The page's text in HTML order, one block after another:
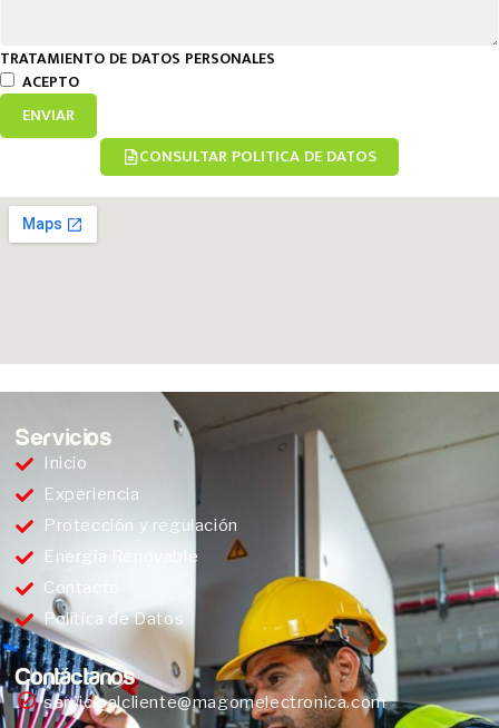
TRATAMIENTO DE DATOS PERSONALES
ACEPTO
ENVIAR
CONSULTAR POLITICA DE DATOS
Servicios
Inicio
Experiencia
Protección y regulación
Energía Renovable
Contacto
Política de Datos
Contáctanos
servicioalcliente@magomelectronica.com